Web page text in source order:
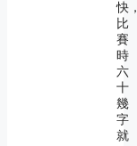
快，
比
賽
時
六
十
幾
字
就